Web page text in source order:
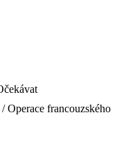
/ Operace francouzského